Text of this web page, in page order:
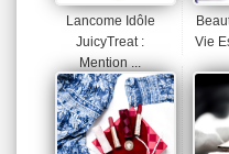
Lancome Idôle
JuicyTreat :
Mention ...
Vie